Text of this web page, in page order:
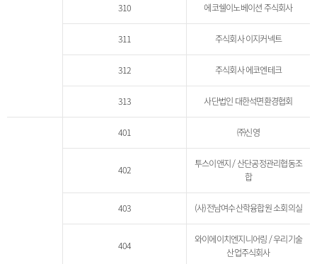
310 에코쉘이노베이션 주식회사
311 주식회사 이지커넥트
312 주식회사 에코엔테크
313 사단법인 대한석면환경협회
401 ㈜신영
402
투스이앤지 / 산단공정관리협동조
합
403 (사)전남여수산학융합원 소회의실
404
와이에이치엔지니어링 / 우리기술
산업주식회사